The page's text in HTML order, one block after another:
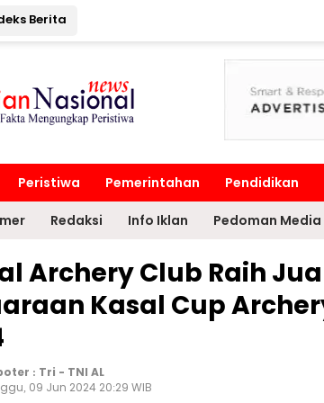
Berita
Peristiwa Pemerintahan Pendidikan
Redaksi Info Iklan Pedoman Media
Archery Club Raih
Kasal Cup
: Tri - TNI AL
09 Jun 2024 20:29 WIB